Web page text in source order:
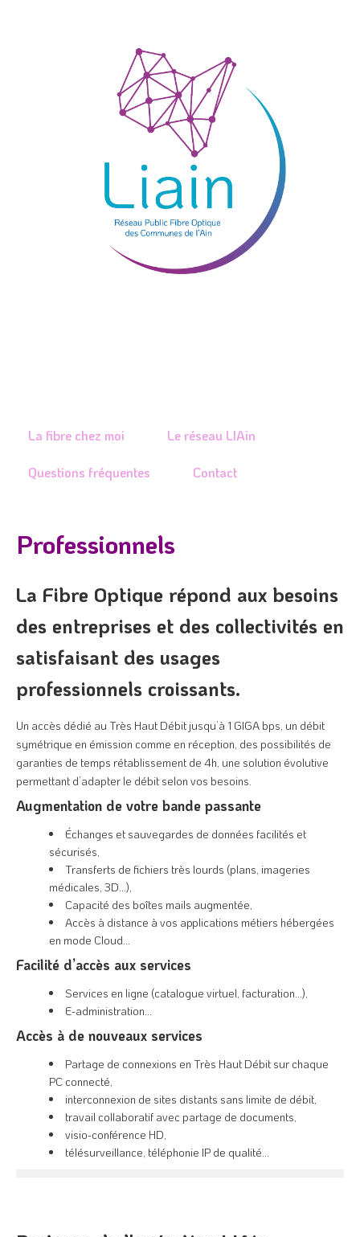
La fibre chez moi Le réseau LIAin
Questions fréquentes Contact
Professionnels
La Fibre Optique répond aux besoins
des entreprises et des collectivités en
satisfaisant des usages
professionnels croissants.
Un accès dédié au Très Haut Débit jusqu’à 1 GIGA bps, un débit
symétrique en émission comme en réception, des possibilités de
garanties de temps rétablissement de 4h, une solution évolutive
permettant d’adapter le débit selon vos besoins.
Augmentation de votre bande passante
Échanges et sauvegardes de données facilités et
sécurisés,
Transferts de fichiers très lourds (plans, imageries
médicales, 3D…),
Capacité des boîtes mails augmentée,
Accès à distance à vos applications métiers hébergées
en mode Cloud…
Facilité d’accès aux services
Services en ligne (catalogue virtuel, facturation…),
E-administration…
Accès à de nouveaux services
Partage de connexions en Très Haut Débit sur chaque
PC connecté,
interconnexion de sites distants sans limite de débit,
travail collaboratif avec partage de documents,
visio-conférence HD,
télésurveillance, téléphonie IP de qualité…